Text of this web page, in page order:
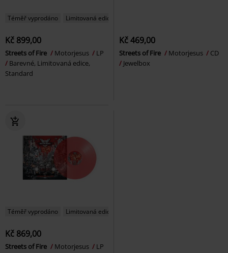
Téměř vyprodáno Limitovaná edice
Kč 899,00
Streets of Fire Motorjesus
LP
Barevné, Limitovaná edice,
Standard
Kč 469,00
Streets of Fire Motorjesus
CD
Jewelbox
Téměř vyprodáno Limitovaná edice
Kč 869,00
Streets of Fire Motorjesus
LP